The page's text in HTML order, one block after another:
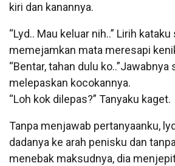
kiri dan kanannya.
“Lyd.. Mau keluar nih..” Lirih kataku
memejamkan mata meresapi
“Bentar, tahan dulu ko..”Jawabnya
melepaskan kocokannya.
“Loh kok dilepas?” Tanyaku kaget.
Tanpa menjawab pertanyaanku,
dadanya ke arah penisku dan
menebak maksudnya, dia